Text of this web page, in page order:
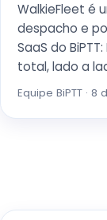
WalkieFleet é
despacho e
SaaS do
total, lado a
Equipe BiPTT ·